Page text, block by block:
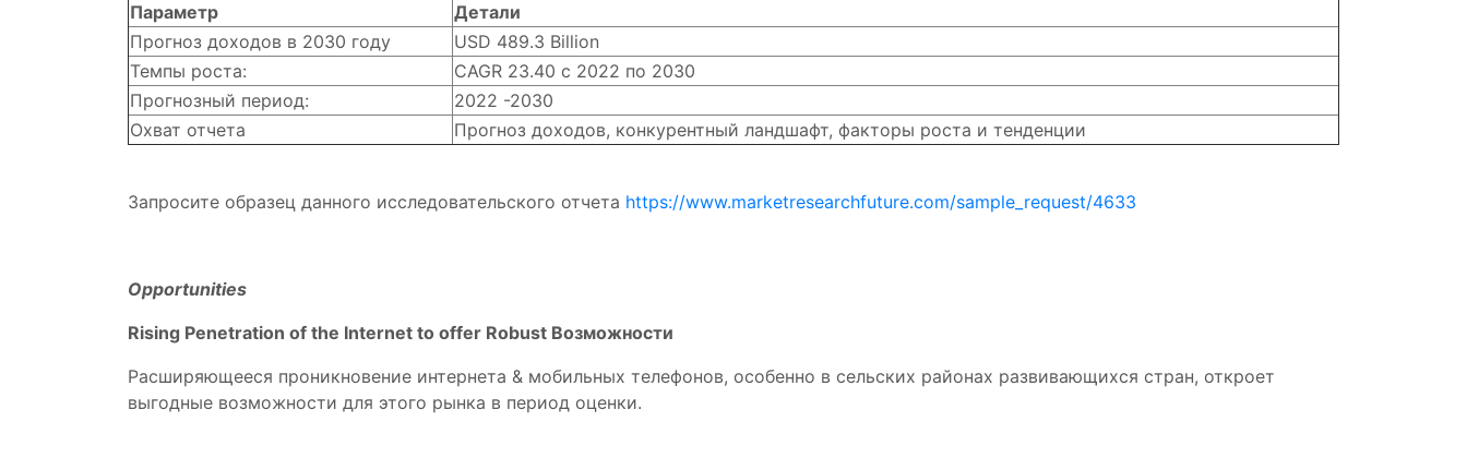
Параметр
Детали
Прогноз доходов в 2030 году
USD 489.3 Billion
Темпы роста:
CAGR 23.40 с 2022 по 2030
Прогнозный период:
2022 -2030
Охват отчета
Прогноз доходов, конкурентный ландшафт, факторы роста и тенденции
Запросите образец данного исследовательского отчета https://www.marketresearchfuture.com/sample_request/4633
Opportunities
Rising Penetration of the Internet to offer Robust Возможности
Расширяющееся проникновение интернета & мобильных телефонов, особенно в сельских районах развивающихся стран, откроет
выгодные возможности для этого рынка в период оценки.